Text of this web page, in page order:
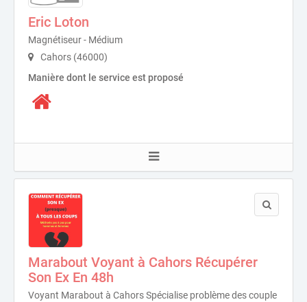
Eric Loton
Magnétiseur - Médium
Cahors (46000)
Manière dont le service est proposé
Marabout Voyant à Cahors Récupérer
Son Ex En 48h
Voyant Marabout à Cahors Spécialise problème des couple